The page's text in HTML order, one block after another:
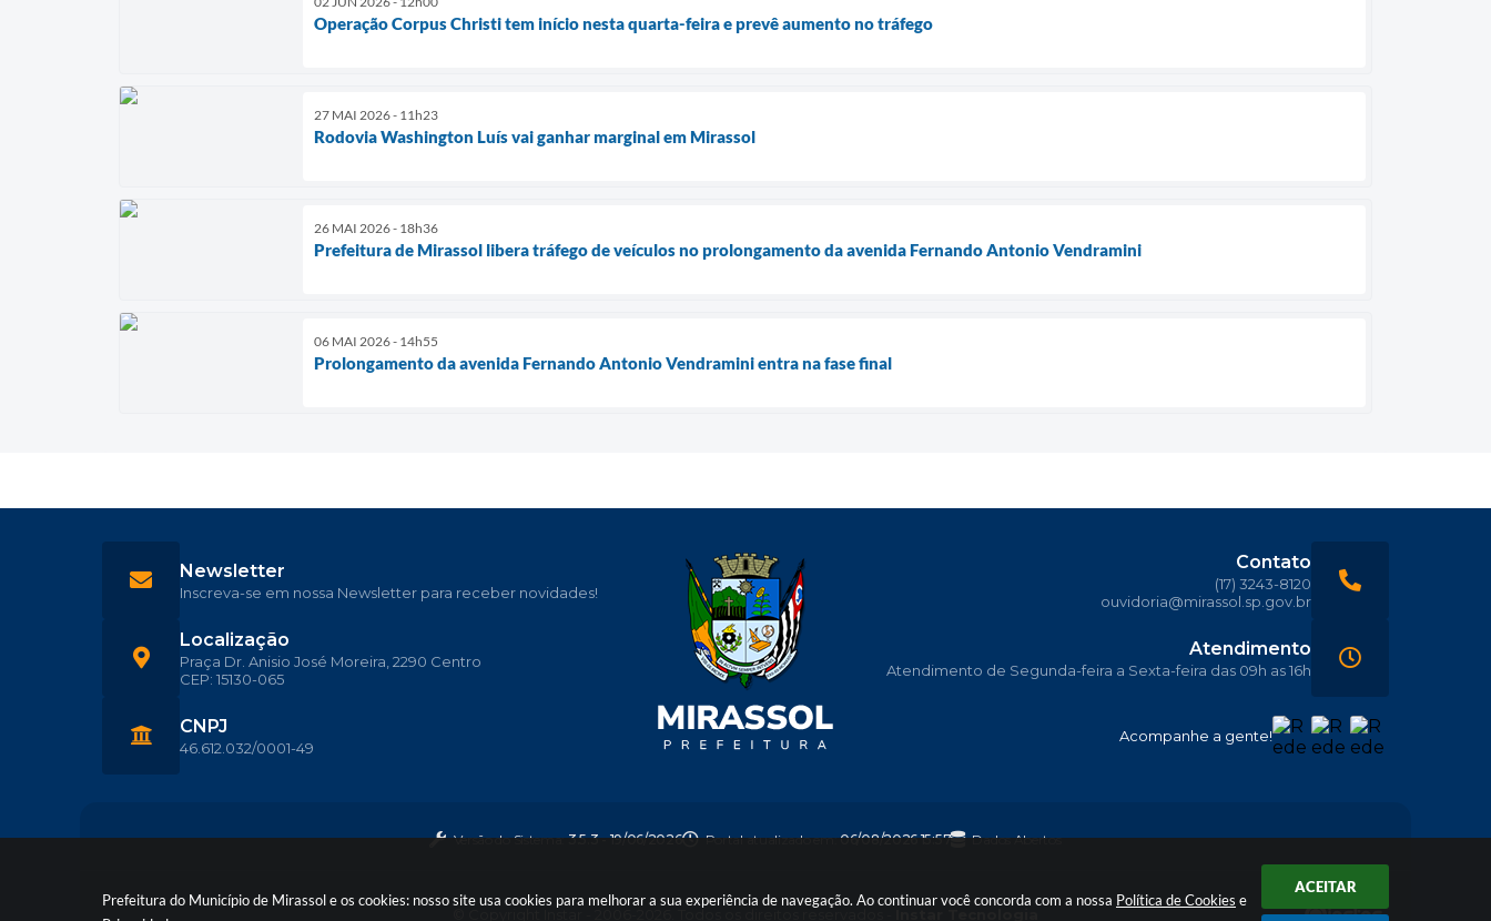
Prefeitura do Município de Mirassol e os cookies: nosso site usa cookies para melhorar a sua experiência de navegação. Ao continuar você concorda com a nossa Política de Cookies e
ACEITAR
Operação Corpus Christi tem início nesta quarta-feira e prevê aumento no tráfego
27 MAI 2026 - 11h23
Rodovia Washington Luís vai ganhar marginal em Mirassol
26 MAI 2026 - 18h36
Prefeitura de Mirassol libera tráfego de veículos no prolongamento da avenida Fernando Antonio Vendramini
06 MAI 2026 - 14h55
Prolongamento da avenida Fernando Antonio Vendramini entra na fase final
Acompanhe a gente!
Localização
Praça Dr. Anisio José Moreira, 2290 Centro
CEP: 15130-065
Contato
(17) 3243-8120
ouvidoria@mirassol.sp.gov.br
Atendimento
Atendimento de Segunda-feira a Sexta-feira das 09h as 16h
CNPJ
46.612.032/0001-49
Newsletter
Inscreva-se em nossa Newsletter para receber novidades!
Versão do Sistema:3.5.3 - 19/06/2026 Portal atualizado em:06/08/2026 15:57 Dados Abertos